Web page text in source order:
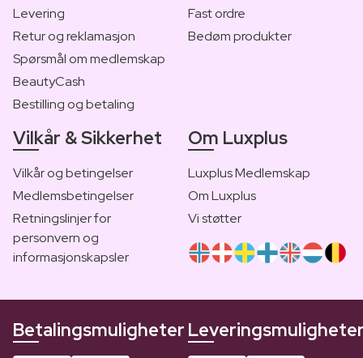
Levering
Retur og reklamasjon
Spørsmål om medlemskap
BeautyCash
Bestilling og betaling
Fast ordre
Bedøm produkter
Vilkår & Sikkerhet
Vilkår og betingelser
Medlemsbetingelser
Retningslinjer for
personvern og
informasjonskapsler
Om Luxplus
Luxplus Medlemskap
Om Luxplus
Vi støtter
Betalingsmuligheter